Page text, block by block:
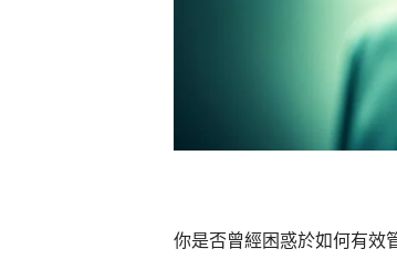
你是否曾經困惑於如何有效